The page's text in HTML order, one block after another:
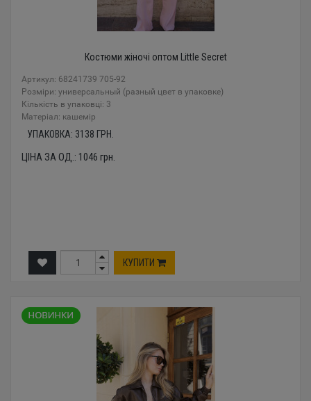
Костюми жіночі оптом Little Secret
Артикул: 68241739 705-92
Розміри: универсальный (разный цвет в упаковке)
Кількість в упаковці: 3
Mатеріал: кашемір
УПАКОВКА: 3138 ГРН.
ЦІНА ЗА ОД.: 1046 грн.
КУПИТИ